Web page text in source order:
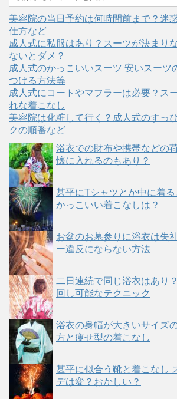
美容院の当日予約は何時間前まで？迷
仕方など
成人式に私服はあり？スーツが決まり
ないとダメ？
成人式のかっこいいスーツ 安いスーツ
つける方法等
成人式にコートやマフラーは必要？ス
れな着こなし
美容院は化粧して行く？成人式のすっ
クの順番など
浴衣での財布や携帯などの
懐に入れるのもあり？
甚平にTシャツとか中に着
かっこいい着こなしは？
お盆のお墓参りに浴衣は失
ー違反にならない方法
二日連続で同じ浴衣はあり
回し可能なテクニック
浴衣の身幅が大きいサイズ
方と痩せ型の着こなし
甚平に似合う靴と着こなし
デは変？おかしい？